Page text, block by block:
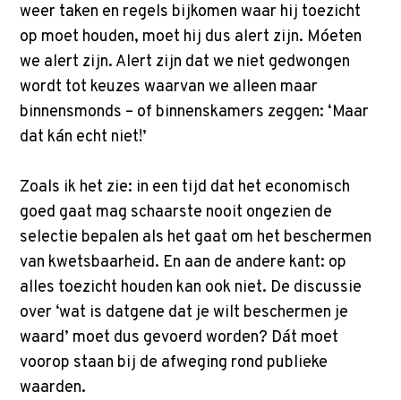
weer taken en regels bijkomen waar hij toezicht
op moet houden, moet hij dus alert zijn. Móeten
we alert zijn. Alert zijn dat we niet gedwongen
wordt tot keuzes waarvan we alleen maar
binnensmonds – of binnenskamers zeggen: ‘Maar
dat kán echt niet!’
Zoals ik het zie: in een tijd dat het economisch
goed gaat mag schaarste nooit ongezien de
selectie bepalen als het gaat om het beschermen
van kwetsbaarheid. En aan de andere kant: op
alles toezicht houden kan ook niet. De discussie
over ‘wat is datgene dat je wilt beschermen je
waard’ moet dus gevoerd worden? Dát moet
voorop staan bij de afweging rond publieke
waarden.